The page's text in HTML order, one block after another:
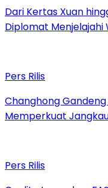
Dari Kertas Xuan
Diplomat Menjelajahi
Pers Rilis
Changhong
Memperkuat
Pers Rilis